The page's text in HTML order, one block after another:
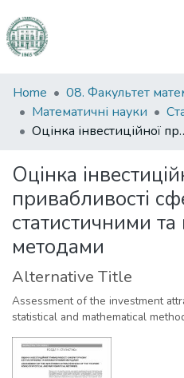
Communities
&
Collections
Statistics
Home
Математичні науки
Оцінка інвестиційної
Оцінка
привабливості
статистичними
методами
Alternative Title
Assessment of the investment
statistical and mathematical